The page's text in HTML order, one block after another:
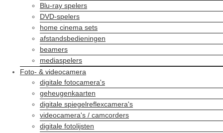
Blu-ray spelers
DVD-spelers
home cinema sets
afstandsbedieningen
beamers
mediaspelers
Foto- & videocamera
digitale fotocamera's
geheugenkaarten
digitale spiegelreflexcamera's
videocamera's / camcorders
digitale fotolijsten